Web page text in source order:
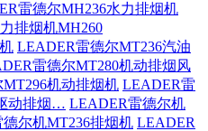
雷德尔MH236水力排烟机
排烟机MH260
LEADER雷德尔MT236汽油
雷德尔MT280机动排烟风
机动排烟机 LEADER雷
动排烟… LEADER雷德尔机
尔机MT236排烟机 LEADER